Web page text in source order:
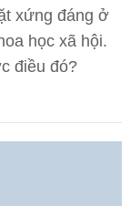
xứng đáng ở
học xã hội.
điều đó?